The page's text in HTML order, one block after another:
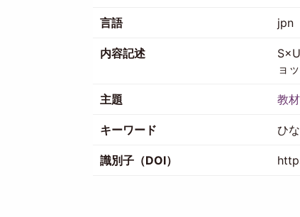
言語 jpn
内容記述
ョ
主題 教材
キーワード ひ
識別子（DOI）